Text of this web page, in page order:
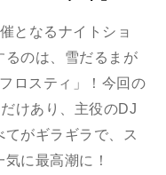
となるナイトショ
るのは、雪だるまが
ロスティ」！今回の
けあり、主役のDJ
がギラギラで、ス
に最高潮に！